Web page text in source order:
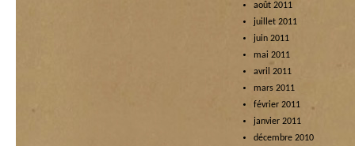
août 2011
juillet 2011
juin 2011
mai 2011
avril 2011
mars 2011
février 2011
janvier 2011
décembre 2010